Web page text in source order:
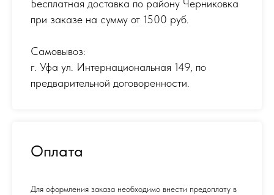
Бесплатная доставка по району Черниковка
при заказе на сумму от 1500 руб.
Самовывоз:
г. Уфа ул. Интернациональная 149, по
предварительной договоренности.
Оплата
Для оформления заказа необходимо внести предоплату в